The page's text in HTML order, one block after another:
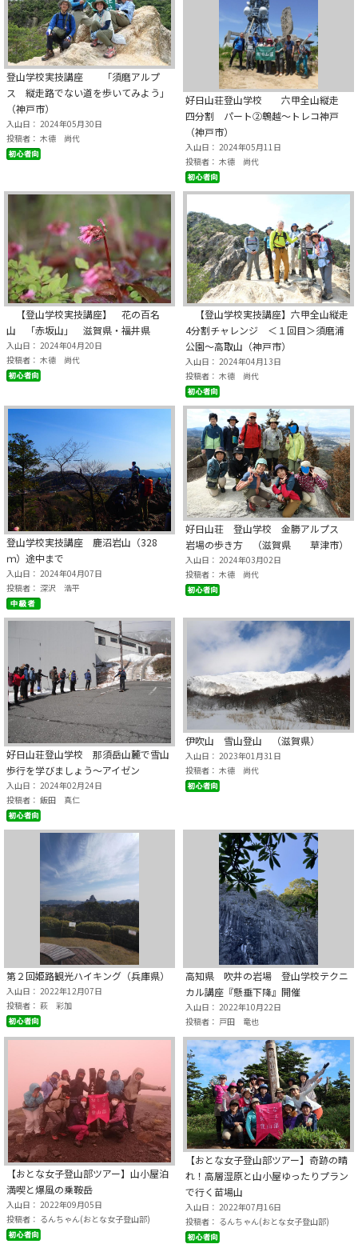
登山学校実技講座 「須磨アルプ
ス 縦走路でない道を歩いてみよう」
（神戸市）
入山日： 2024年05月30日
投稿者： 木德 尚代
好日山荘登山学校 六甲全山縦走
四分割 パート②鵯越～トレコ神戸
（神戸市）
入山日： 2024年05月11日
投稿者： 木德 尚代
【登山学校実技講座】 花の百名
山 「赤坂山」 滋賀県・福井県
入山日： 2024年04月20日
投稿者： 木德 尚代
【登山学校実技講座】六甲全山縦走
4分割チャレンジ ＜１回目＞須磨浦
公園～高取山（神戸市）
入山日： 2024年04月13日
投稿者： 木德 尚代
登山学校実技講座 鹿沼岩山（328
ｍ）途中まで
入山日： 2024年04月07日
投稿者： 深沢 浩平
好日山荘 登山学校 金勝アルプス
岩場の歩き方 （滋賀県 草津市）
入山日： 2024年03月02日
投稿者： 木德 尚代
好日山荘登山学校 那須岳山麓で雪山
歩行を学びましょう～アイゼン
入山日： 2024年02月24日
投稿者： 飯田 真仁
伊吹山 雪山登山 （滋賀県）
入山日： 2023年01月31日
投稿者： 木德 尚代
第２回姫路観光ハイキング（兵庫県）
入山日： 2022年12月07日
投稿者： 萩 彩加
高知県 吹井の岩場 登山学校テクニ
カル講座『懸垂下降』開催
入山日： 2022年10月22日
投稿者： 戸田 竜也
【おとな女子登山部ツアー】山小屋泊
満喫と爆風の乗鞍岳
入山日： 2022年09月05日
投稿者： るんちゃん(おとな女子登山部)
【おとな女子登山部ツアー】奇跡の晴
れ！高層湿原と山小屋ゆったりプラン
で行く苗場山
入山日： 2022年07月16日
投稿者： るんちゃん(おとな女子登山部)